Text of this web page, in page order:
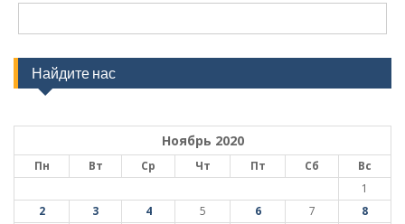
Найдите нас
Ноябрь 2020
Пн Вт Ср Чт Пт Сб
Вс
1
2
3 4 5 6 7
8